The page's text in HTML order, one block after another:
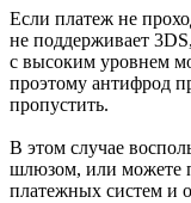
Если платеж не
не поддерживает
с высоким уровнем
проэтому антифрод
пропустить.
В этом случае
шлюзом, или можете
платежных систем и